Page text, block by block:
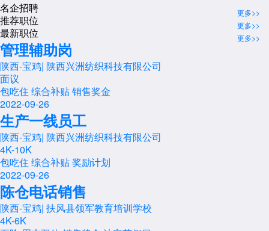
名企招聘 更多>>
推荐职位 更多>>
最新职位 更多>>
管理辅助岗
陕西-宝鸡| 陕西兴洲纺织科技有限公司
面议
包吃住 综合补贴销售奖金
2022-09-26
生产一线员工
陕西-宝鸡| 陕西兴洲纺织科技有限公司
4K-10K
包吃住 综合补贴奖励计划
2022-09-26
陈仓电话销售
陕西-宝鸡| 扶风县领军教育培训学校
4K-6K